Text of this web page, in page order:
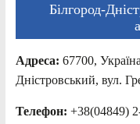
Білгород-
Адреса: 67700,
Дністровський, вул.
Телефон: +38(04849)